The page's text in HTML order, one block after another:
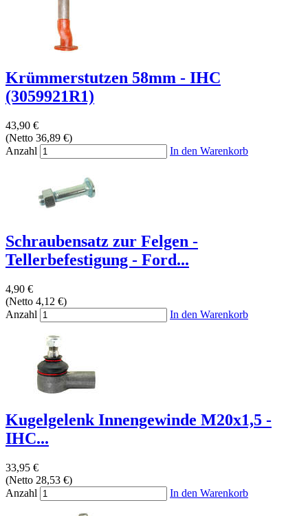
Krümmerstutzen 58mm - IHC
(3059921R1)
43,90 €
(Netto 36,89 €)
Anzahl
In den Warenkorb
Schraubensatz zur Felgen -
Tellerbefestigung - Ford...
4,90 €
(Netto 4,12 €)
Anzahl
In den Warenkorb
Kugelgelenk Innengewinde M20x1,5 -
IHC...
33,95 €
(Netto 28,53 €)
Anzahl
In den Warenkorb